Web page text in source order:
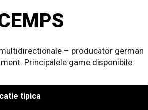
– producator german
Principalele game disponibile:
tipica